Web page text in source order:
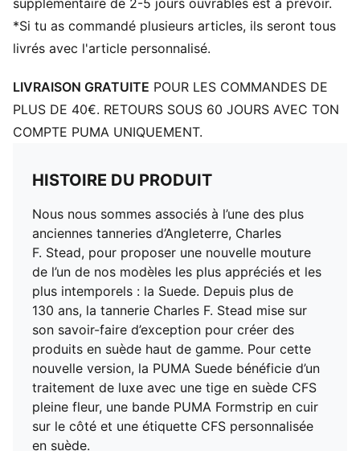
Semelle extérieure : Caoutchouc
Comprend un deuxième jeu de lacets
Étiquette griffée Charles F. Stead en suède sur les
lacets
supplémentaire de 2-5 jours ouvrables est à prévoir.
*Si tu as commandé plusieurs articles, ils seront tous
livrés avec l'article personnalisé.
LIVRAISON GRATUITE POUR LES COMMANDES DE
PLUS DE 40€. RETOURS SOUS 60 JOURS AVEC TON
COMPTE PUMA UNIQUEMENT.
HISTOIRE DU PRODUIT
Nous nous sommes associés à l’une des plus
anciennes tanneries d’Angleterre, Charles
F. Stead, pour proposer une nouvelle mouture
de l’un de nos modèles les plus appréciés et les
plus intemporels : la Suede. Depuis plus de
130 ans, la tannerie Charles F. Stead mise sur
son savoir-faire d’exception pour créer des
produits en suède haut de gamme. Pour cette
nouvelle version, la PUMA Suede bénéficie d’un
traitement de luxe avec une tige en suède CFS
pleine fleur, une bande PUMA Formstrip en cuir
sur le côté et une étiquette CFS personnalisée
en suède.